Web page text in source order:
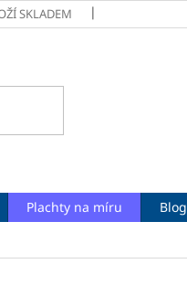
SKLADEM
Plachty na míru Blog